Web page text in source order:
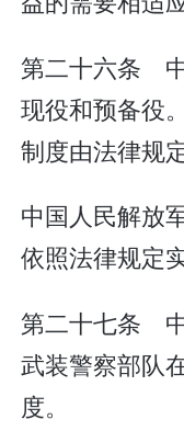
第二十六条
现役和预备役
制度由法律规定
中国人民解放
依照法律规定
第二十七条
武装警察部队
度。